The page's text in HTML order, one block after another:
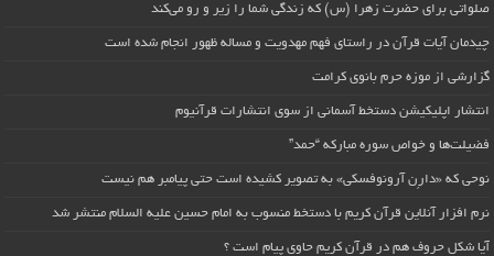
صلواتی برای حضرت زهرا (س) که زندگی شما را زیر و رو می‌کند
چیدمان آیات قرآن در راستای فهم مهدویت و مساله ظهور انجام شده است
گزارشی از موزه حرم بانوی کرامت
انتشار اپلیکیشن دستخط آسمانی از سوی انتشارات قرآنیوم
فضیلت‌ها و خواص سوره مبارکه “حمد”
نوحی که «دارِن آرونوفسکی» به تصویر کشیده است حتی پیامبر هم نیست
نرم افزار آنلاین قرآن کریم با دستخط منسوب به امام حسین علیه السلام منتشر شد
آیا شکل حروف هم در قرآن کریم حاوی پیام است ؟